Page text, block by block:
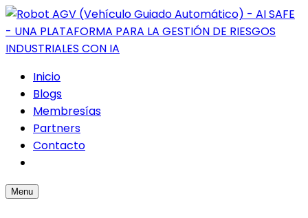
Inicio
Blogs
Membresías
Partners
Contacto
Menu